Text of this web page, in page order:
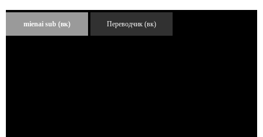
mienai sub (вк) Переводчик (вк)